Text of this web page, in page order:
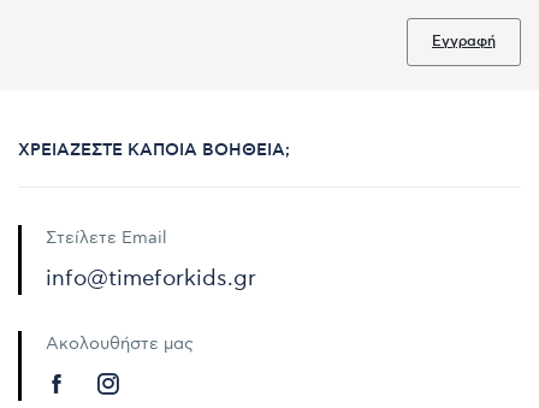
Εγγραφή
ΧΡΕΙΆΖΕΣΤΕ ΚΆΠΟΙΑ ΒΟΉΘΕΙΑ;
Στείλετε Email
info@timeforkids.gr
Ακολουθήστε μας